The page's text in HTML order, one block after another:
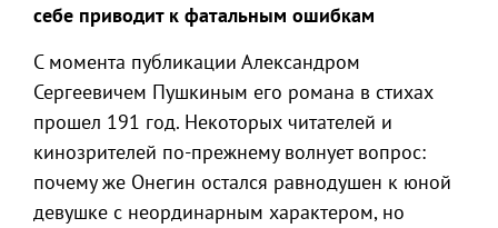
себе приводит к фатальным ошибкам
С момента публикации Александром
Сергеевичем Пушкиным его романа в стихах
прошел 191 год. Некоторых читателей и
кинозрителей по-прежнему волнует вопрос:
почему же Онегин остался равнодушен к юной
девушке с неординарным характером, но